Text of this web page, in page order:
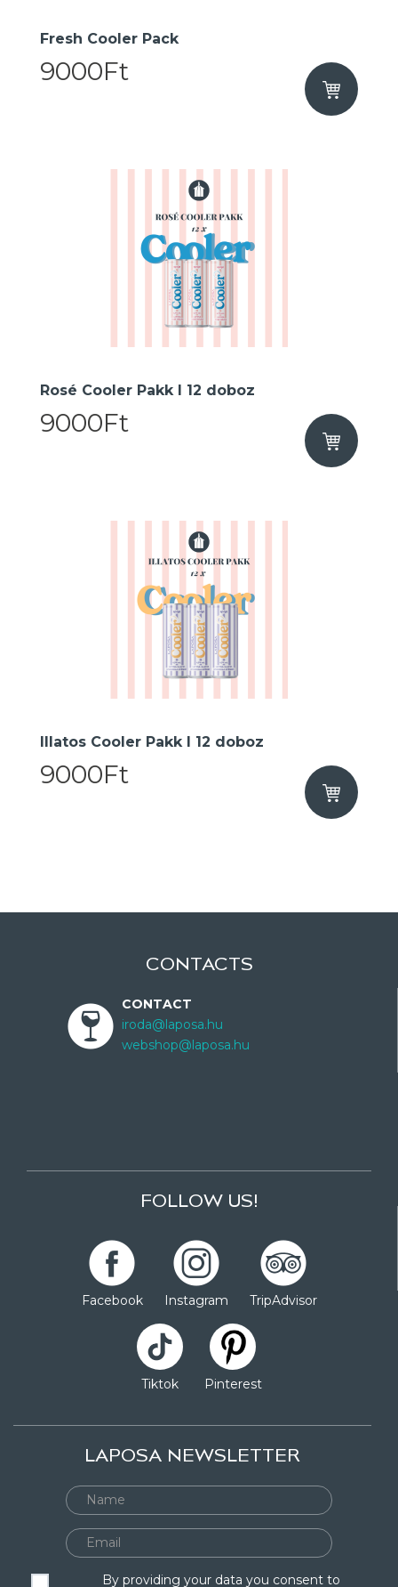
Fresh Cooler Pack
9000Ft
Rosé Cooler Pakk I 12 doboz
9000Ft
Illatos Cooler Pakk I 12 doboz
9000Ft
CONTACTS
CONTACT
iroda@laposa.hu
webshop@laposa.hu
FOLLOW US!
Facebook Instagram TripAdvisor
Tiktok Pinterest
LAPOSA NEWSLETTER
By providing your data you consent to